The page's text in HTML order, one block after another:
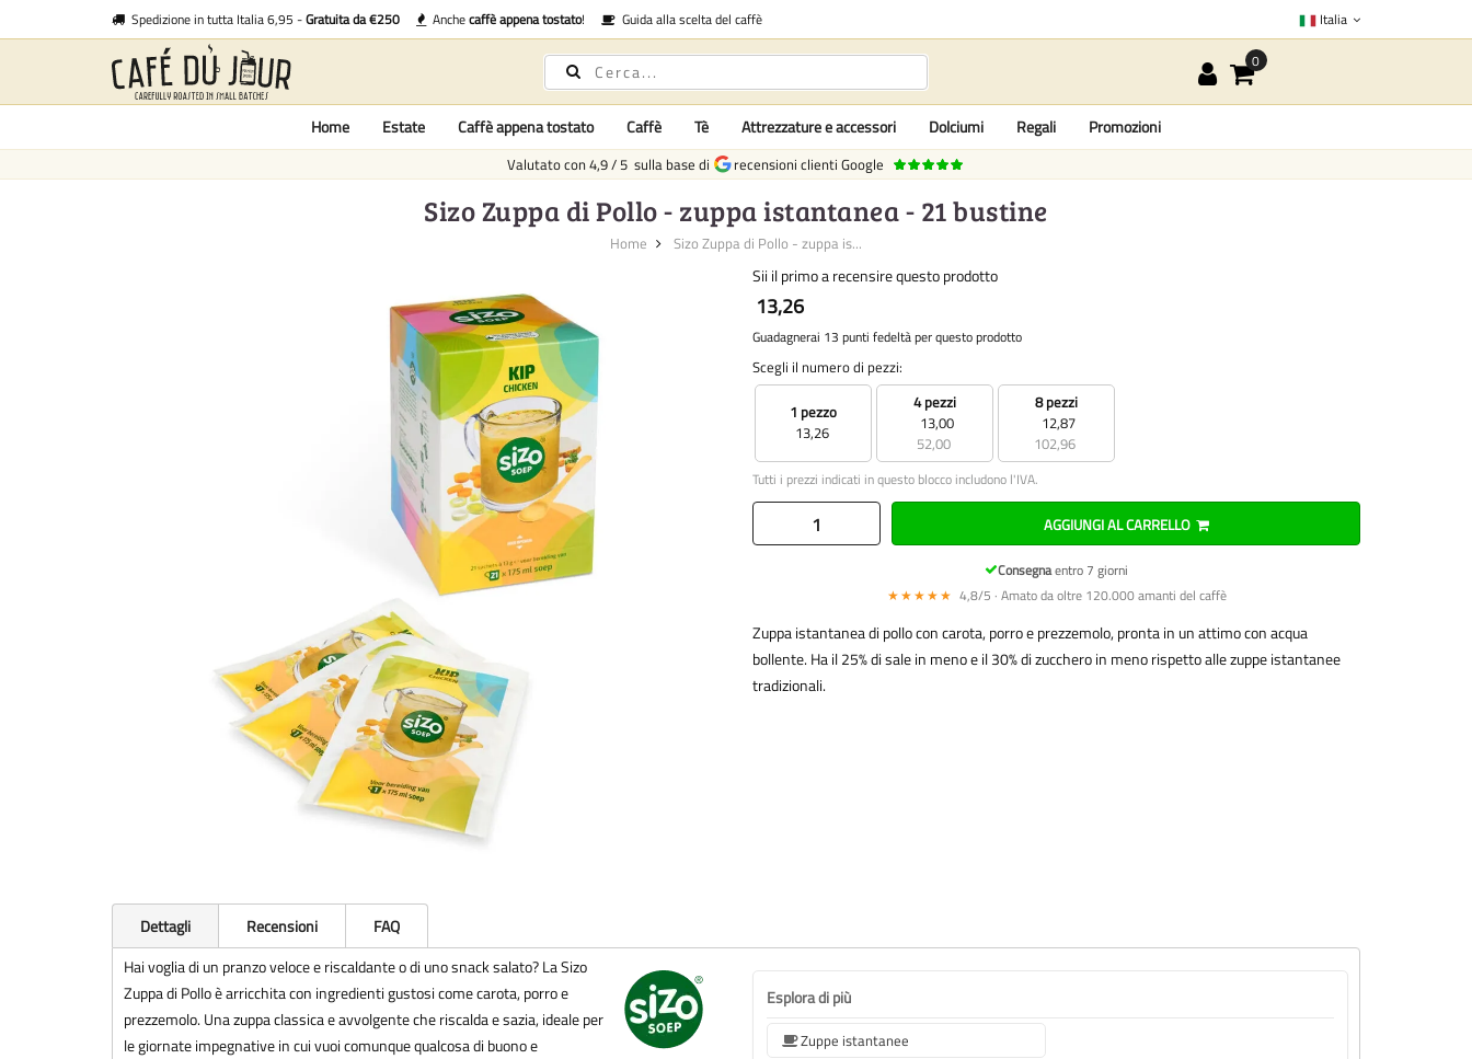
Spedizione in tutta Italia 6,95 -Gratuita da €250 Anchecaffè appena tostato! Guida alla scelta del caffè Italia
Home Estate Caffè appena tostato Caffè Tè Attrezzature e accessori Dolciumi Regali Promozioni
Valutato con4,9/5 sulla base di recensioni clienti Google
Sizo Zuppa di Pollo - zuppa istantanea - 21 bustine
Home Sizo Zuppa di Pollo - zuppa is...
Sii il primo a recensire questo prodotto
13,26
Guadagnerai 13 punti fedeltà per questo prodotto
Scegli il numero di pezzi:
1 pezzo
13,26
4 pezzi
13,00
52,00
8 pezzi
12,87
102,96
Tutti i prezzi indicati in questo blocco includono l'IVA.
AGGIUNGI AL CARRELLO
Consegnaentro 7 giorni
★★★★★ 4,8/5 · Amato da oltre 120.000 amanti del caffè
Zuppa istantanea di pollo con carota, porro e prezzemolo, pronta in un attimo con acqua
bollente. Ha il 25% di sale in meno e il 30% di zucchero in meno rispetto alle zuppe istantanee
tradizionali.
Dettagli Recensioni
FAQ
Hai voglia di un pranzo veloce e riscaldante o di uno snack salato? La Sizo
Zuppa di Pollo è arricchita con ingredienti gustosi come carota, porro e
prezzemolo. Una zuppa classica e avvolgente che riscalda e sazia, ideale per
le giornate impegnative in cui vuoi comunque qualcosa di buono e
Esplora di più
Zuppe istantanee